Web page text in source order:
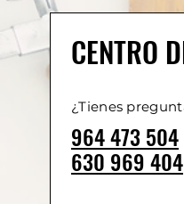
CENTRO
¿Tienes
964 473 504
630 969 404